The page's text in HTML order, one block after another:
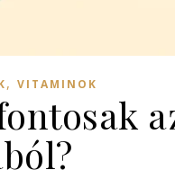
, VITAMINOK